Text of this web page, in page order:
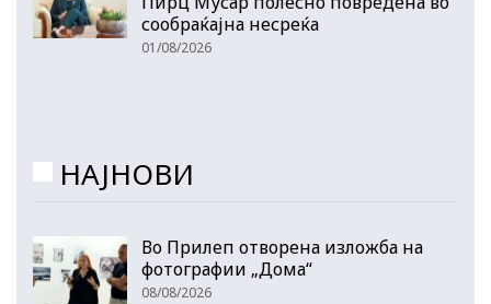
сообраќајна несреќа
01/08/2026
НАЈНОВИ
Во Прилеп отворена изложба на
фотографии „Дома“
08/08/2026